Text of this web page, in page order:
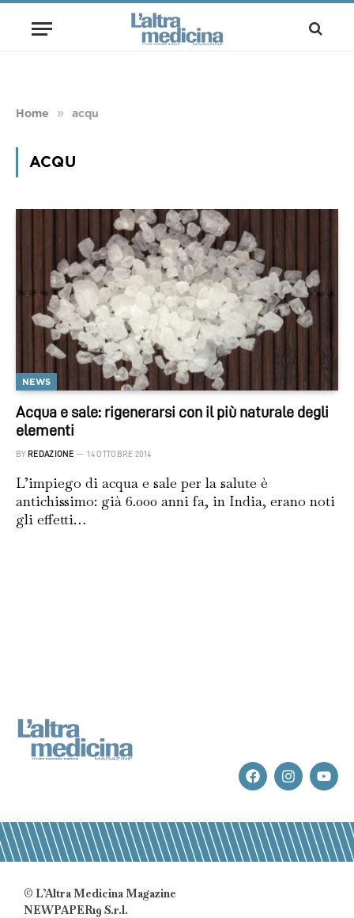
Home » acqu
ACQU
NEWS
Acqua e sale: rigenerarsi con il più naturale degli
elementi
BY REDAZIONE 14 OTTOBRE 2014
L’impiego di acqua e sale per la salute è
antichissimo: già 6.000 anni fa, in India, erano noti
gli effetti…
© L’Altra Medicina Magazine
NEWPAPER19 S.r.l.